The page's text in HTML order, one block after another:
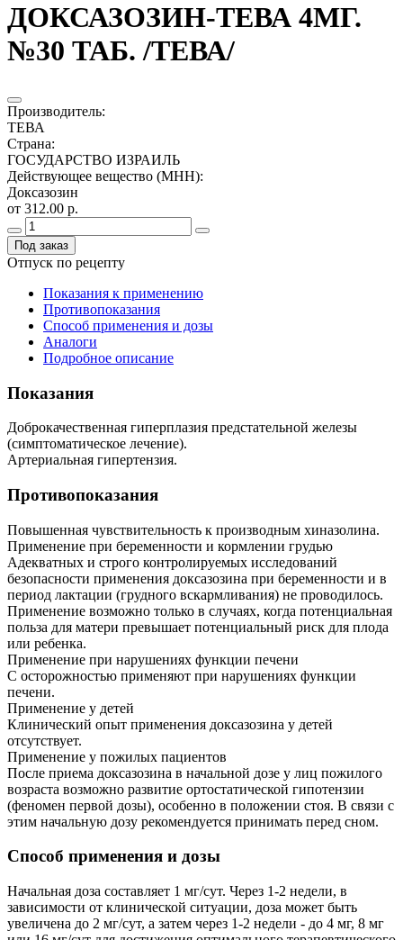
ДОКСАЗОЗИН-ТЕВА 4МГ.
№30 ТАБ. /ТЕВА/
Производитель:
ТЕВА
Страна:
ГОСУДАРСТВО ИЗРАИЛЬ
Действующее вещество (МНН):
Доксазозин
от 312.00 р.
Под заказ
Отпуск по рецепту
Показания к применению
Противопоказания
Способ применения и дозы
Аналоги
Подробное описание
Показания
Доброкачественная гиперплазия предстательной железы
(симптоматическое лечение).
Артериальная гипертензия.
Противопоказания
Повышенная чувствительность к производным хиназолина.
Применение при беременности и кормлении грудью
Адекватных и строго контролируемых исследований
безопасности применения доксазозина при беременности и в
период лактации (грудного вскармливания) не проводилось.
Применение возможно только в случаях, когда потенциальная
польза для матери превышает потенциальный риск для плода
или ребенка.
Применение при нарушениях функции печени
С осторожностью применяют при нарушениях функции
печени.
Применение у детей
Клинический опыт применения доксазозина у детей
отсутствует.
Применение у пожилых пациентов
После приема доксазозина в начальной дозе у лиц пожилого
возраста возможно развитие ортостатической гипотензии
(феномен первой дозы), особенно в положении стоя. В связи с
этим начальную дозу рекомендуется принимать перед сном.
Способ применения и дозы
Начальная доза составляет 1 мг/сут. Через 1-2 недели, в
зависимости от клинической ситуации, доза может быть
увеличена до 2 мг/сут, а затем через 1-2 недели - до 4 мг, 8 мг